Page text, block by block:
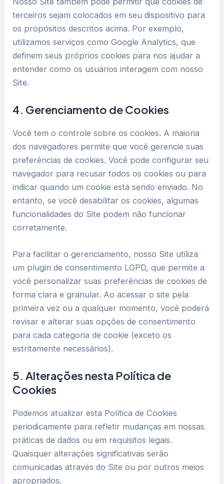
terceiros sejam colocados em seu dispositivo para
os propósitos descritos acima. Por exemplo,
utilizamos serviços como Google Analytics, que
definem seus próprios cookies para nos ajudar a
entender como os usuários interagem com nosso
Site.
4. Gerenciamento de Cookies
Você tem o controle sobre os cookies. A maioria
dos navegadores permite que você gerencie suas
preferências de cookies. Você pode configurar seu
navegador para recusar todos os cookies ou para
indicar quando um cookie está sendo enviado. No
entanto, se você desabilitar os cookies, algumas
funcionalidades do Site podem não funcionar
corretamente.
Para facilitar o gerenciamento, nosso Site utiliza
um plugin de consentimento LGPD, que permite a
você personalizar suas preferências de cookies de
forma clara e granular. Ao acessar o site pela
primeira vez ou a qualquer momento, você poderá
revisar e alterar suas opções de consentimento
para cada categoria de cookie (exceto os
estritamente necessários).
5. Alterações nesta Política de
Cookies
Podemos atualizar esta Política de Cookies
periodicamente para refletir mudanças em nossas
práticas de dados ou em requisitos legais.
Quaisquer alterações significativas serão
comunicadas através do Site ou por outros meios
apropriados.